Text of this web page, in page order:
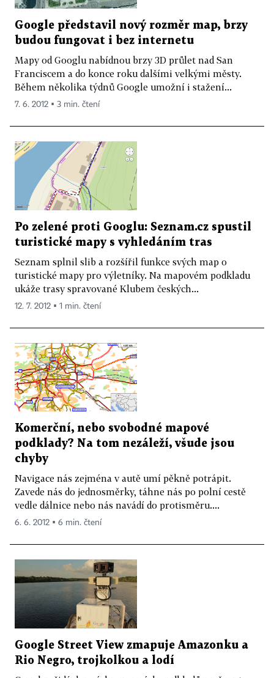
Google představil nový rozměr map, brzy
budou fungovat i bez internetu
Mapy od Googlu nabídnou brzy 3D průlet nad San
Franciscem a do konce roku dalšími velkými městy.
Během několika týdnů Google umožní i stažení...
7. 6. 2012 ▪ 3 min. čtení
Po zelené proti Googlu: Seznam.cz spustil
turistické mapy s vyhledáním tras
Seznam splnil slib a rozšířil funkce svých map o
turistické mapy pro výletníky. Na mapovém podkladu
ukáže trasy spravované Klubem českých...
12. 7. 2012 ▪ 1 min. čtení
Komerční, nebo svobodné mapové
podklady? Na tom nezáleží, všude jsou
chyby
Navigace nás zejména v autě umí pěkně potrápit.
Zavede nás do jednosměrky, táhne nás po polní cestě
vedle dálnice nebo nás navádí do protisměru....
6. 6. 2012 ▪ 6 min. čtení
Google Street View zmapuje Amazonku a
Rio Negro, trojkolkou a lodí